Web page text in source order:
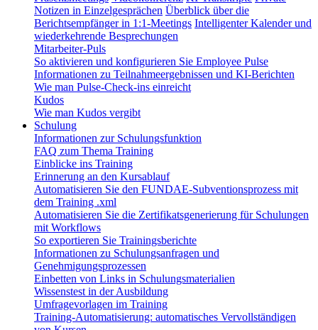
Notizen in Einzelgesprächen Überblick über die
Berichtsempfänger in 1:1-Meetings Intelligenter Kalender und
wiederkehrende Besprechungen
Mitarbeiter-Puls
So aktivieren und konfigurieren Sie Employee Pulse
Informationen zu Teilnahmeergebnissen und KI-Berichten
Wie man Pulse-Check-ins einreicht
Kudos
Wie man Kudos vergibt
Schulung
Informationen zur Schulungsfunktion
FAQ zum Thema Training
Einblicke ins Training
Erinnerung an den Kursablauf
Automatisieren Sie den FUNDAE-Subventionsprozess mit
dem Training .xml
Automatisieren Sie die Zertifikatsgenerierung für Schulungen
mit Workflows
So exportieren Sie Trainingsberichte
Informationen zu Schulungsanfragen und
Genehmigungsprozessen
Einbetten von Links in Schulungsmaterialien
Wissenstest in der Ausbildung
Umfragevorlagen im Training
Training-Automatisierung: automatisches Vervollständigen